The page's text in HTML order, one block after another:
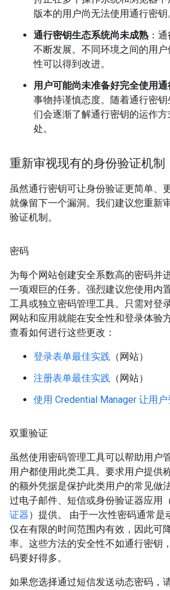
版本的用户尚无法使用通行密钥
通行密钥生态系统尚未成熟 ：
不断发展。不同环境之间的用
性可以得到改进。
用户可能尚未准备好完全使用通
事物持谨慎态度。随着通行密
们会逐渐了解通行密钥的运作
处。
重新审视现有的身份验证机制
虽然通行密钥可让身份验证更简单、
就像留下一个漏洞。我们建议您重新
验证机制。
密码
为每个网站创建安全系数高的密码并
一项艰巨的任务。强烈建议您使用内
工具或独立密码管理工具。只需对登
网站和应用就能在安全性和登录体验
查看如何进行这些更改：
登录表单最佳实践 （网站）
注册表单最佳实践 （网站）
使用 Credential Manager 让用
双重验证
虽然使用密码管理工具可以帮助用户
用户都使用此类工具。要求用户提供
的额外凭据是保护此类用户的常见做
过电子邮件、短信或身份验证器应用
证器）提供。 由于一次性密码通常是
仅在有限的时间范围内有效，因此可
率。这些方法的安全性不如通行密钥
码要好得多。
如果您选择通过短信发送动态密码，